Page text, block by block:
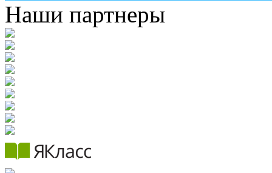
Наши партнеры